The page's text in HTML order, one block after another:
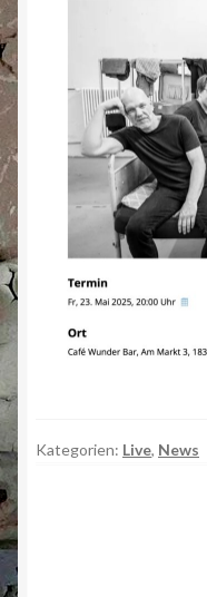
Kategorien: Live, News